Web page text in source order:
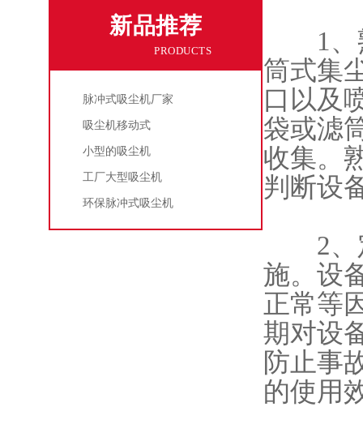
新品推荐
PRODUCTS
脉冲式吸尘机厂家
吸尘机移动式
小型的吸尘机
工厂大型吸尘机
环保脉冲式吸尘机
1、熟
筒式集
口以及
袋或滤
收集。
判断设
2、定
施。设
正常等
期对设
防止事
的使用